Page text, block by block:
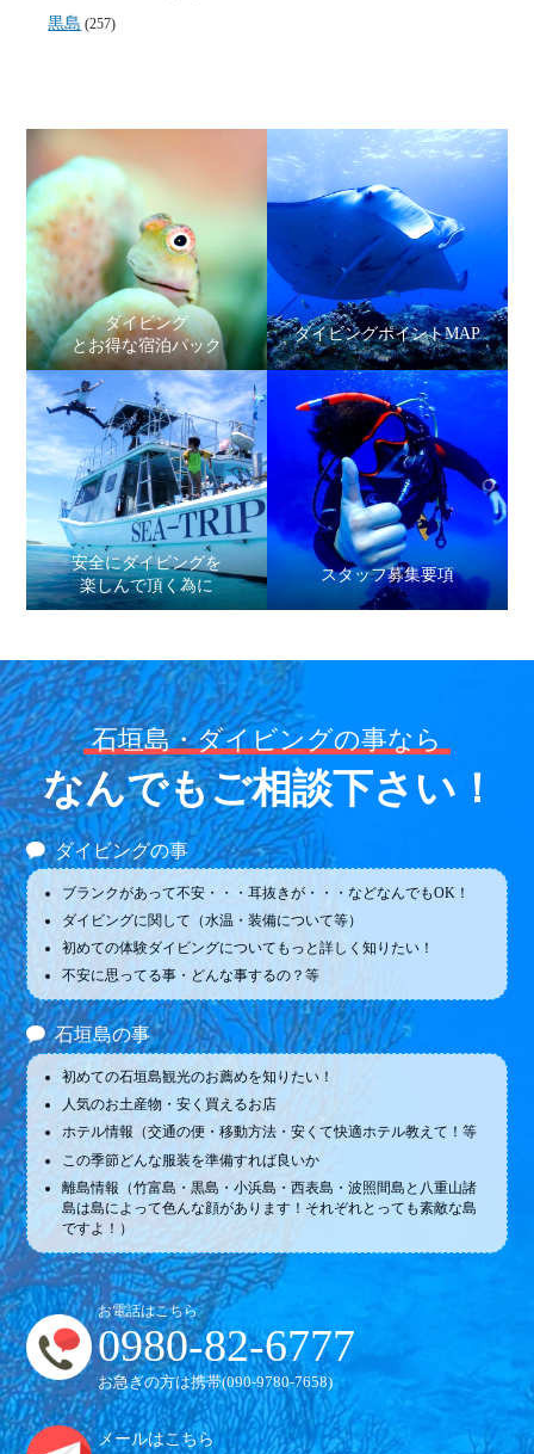
黒島 (257)
ダイビング
とお得な宿泊パック
ダイビングポイントMAP
安全にダイビングを
楽しんで頂く為に
スタッフ募集要項
石垣島・ダイビングの事なら
なんでもご相談下さい！
ダイビングの事
ブランクがあって不安・・・耳抜きが・・・などなんでもOK！
ダイビングに関して（水温・装備について等）
初めての体験ダイビングについてもっと詳しく知りたい！
不安に思ってる事・どんな事するの？等
石垣島の事
初めての石垣島観光のお薦めを知りたい！
人気のお土産物・安く買えるお店
ホテル情報（交通の便・移動方法・安くて快適ホテル教えて！等
この季節どんな服装を準備すれば良いか
離島情報（竹富島・黒島・小浜島・西表島・波照間島と八重山諸
島は島によって色んな顔があります！それぞれとっても素敵な島
ですよ！）
お電話はこちら
0980-82-6777
お急ぎの方は携帯(090-9780-7658)
メールはこちら